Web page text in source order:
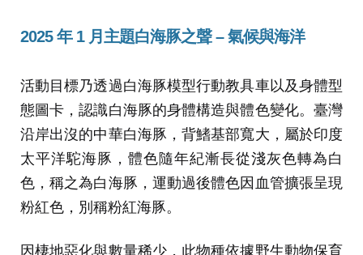
2025 年 1 月主題白海豚之聲 – 氣候與海洋
活動目標乃透過白海豚模型行動教具車以及身體型
態圖卡，認識白海豚的身體構造與體色變化。臺灣
沿岸出沒的中華白海豚，背鰭基部寬大，屬於印度
太平洋駝海豚，體色隨年紀漸長從淺灰色轉為白
色，稱之為白海豚，運動過後體色因血管擴張呈現
粉紅色，別稱粉紅海豚。
因棲地惡化與數量稀少，此物種依據野生動物保育